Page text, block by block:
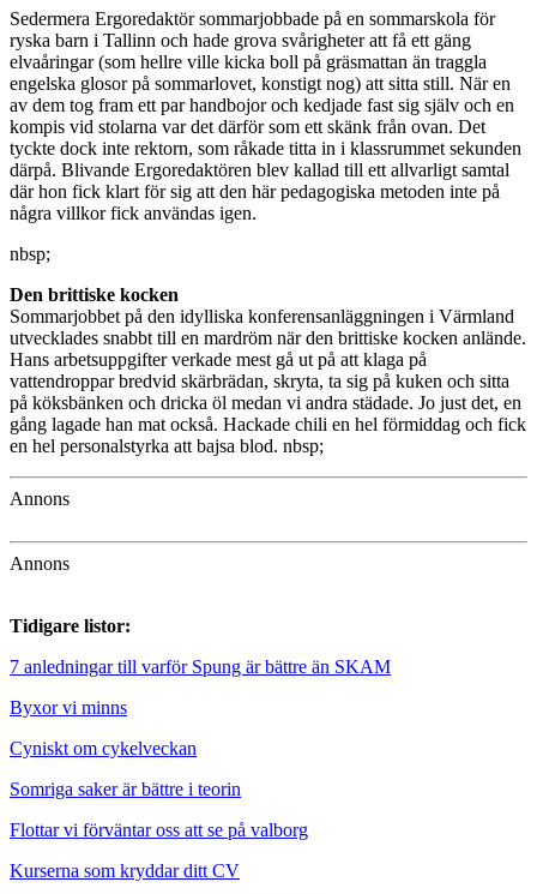
Sedermera Ergoredaktör sommarjobbade på en sommarskola för
ryska barn i Tallinn och hade grova svårigheter att få ett gäng
elvaåringar (som hellre ville kicka boll på gräsmattan än traggla
engelska glosor på sommarlovet, konstigt nog) att sitta still. När en
av dem tog fram ett par handbojor och kedjade fast sig själv och en
kompis vid stolarna var det därför som ett skänk från ovan. Det
tyckte dock inte rektorn, som råkade titta in i klassrummet sekunden
därpå. Blivande Ergoredaktören blev kallad till ett allvarligt samtal
där hon fick klart för sig att den här pedagogiska metoden inte på
några villkor fick användas igen.
nbsp;
Den brittiske kocken
Sommarjobbet på den idylliska konferensanläggningen i Värmland
utvecklades snabbt till en mardröm när den brittiske kocken anlände.
Hans arbetsuppgifter verkade mest gå ut på att klaga på
vattendroppar bredvid skärbrädan, skryta, ta sig på kuken och sitta
på köksbänken och dricka öl medan vi andra städade. Jo just det, en
gång lagade han mat också. Hackade chili en hel förmiddag och fick
en hel personalstyrka att bajsa blod. nbsp;
Annons
Annons
Tidigare listor:
7 anledningar till varför Spung är bättre än SKAM
Byxor vi minns
Cyniskt om cykelveckan
Somriga saker är bättre i teorin
Flottar vi förväntar oss att se på valborg
Kurserna som kryddar ditt CV